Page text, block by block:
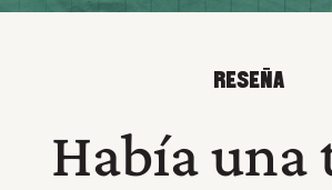
RESEÑA
Había